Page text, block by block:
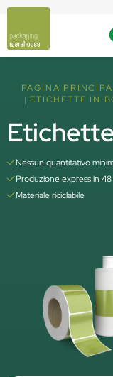
PAGINA
ETICHETTE IN
Nessun quantitativo
Produzione express in
Materiale riciclabile